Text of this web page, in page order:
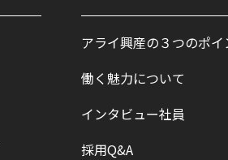
アライ興産の３つのポイ
働く魅力について
インタビュー社員
採用Q&A